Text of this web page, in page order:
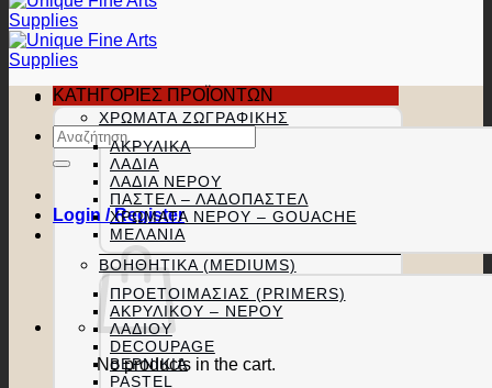
Search
for:
Login / Register
No products in the cart.
ΚΑΤΗΓΟΡΙΕΣ ΠΡΟΪΟΝΤΩΝ
ΧΡΏΜΑΤΑ ΖΩΓΡΑΦΙΚΉΣ
ΑΚΡΥΛΙΚΆ
ΛΆΔΙΑ
ΛΆΔΙΑ ΝΕΡΟΎ
ΠΑΣΤΕΛ – ΛΑΔΟΠΑΣΤΕΛ
ΧΡΏΜΑΤΑ ΝΕΡΟΎ – GOUACHE
ΜΕΛΆΝΙΑ
ΒΟΗΘΗΤΙΚΆ (MEDIUMS)
ΠΡΟΕΤΟΙΜΑΣΊΑΣ (PRIMERS)
ΑΚΡΥΛΙΚΟΎ – ΝΕΡΟΎ
ΛΑΔΙΟΎ
DECOUPAGE
ΒΕΡΝΊΚΙΑ
PASTEL